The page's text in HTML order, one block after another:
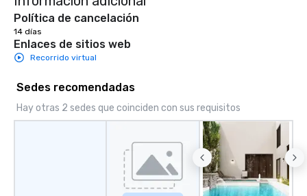
Política de cancelación
14 días
Enlaces de sitios web
Recorrido virtual
Sedes recomendadas
Hay otras 2 sedes que coinciden con sus requisitos